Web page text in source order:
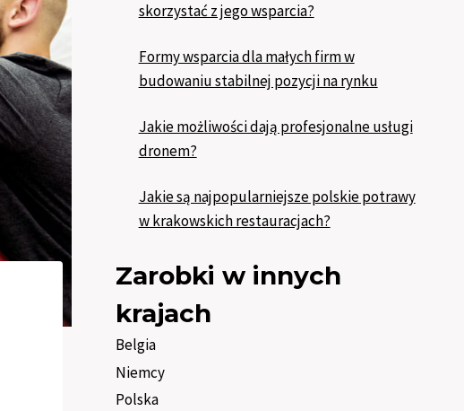
skorzystać z jego wsparcia?
Formy wsparcia dla małych firm w
budowaniu stabilnej pozycji na rynku
Jakie możliwości dają profesjonalne usługi
dronem?
Jakie są najpopularniejsze polskie potrawy
w krakowskich restauracjach?
Zarobki w innych
krajach
Belgia
Niemcy
Polska